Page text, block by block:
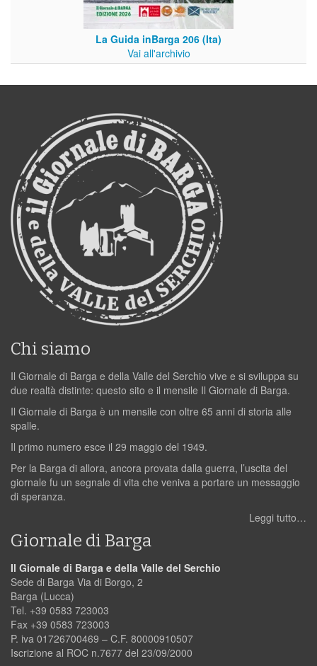
La Guida inBarga 206 (Ita)
Vai all'archivio
Chi siamo
Il Giornale di Barga e della Valle del Serchio vive e si sviluppa su
due realtà distinte: questo sito e il mensile Il Giornale di Barga.
Il Giornale di Barga è un mensile con oltre 65 anni di storia alle
spalle.
Il primo numero esce il 29 maggio del 1949.
Per la Barga di allora, ancora provata dalla guerra, l’uscita del
giornale fu un segnale di vita che veniva a portare un messaggio
di speranza.
Leggi tutto…
Giornale di Barga
Il Giornale di Barga e della Valle del Serchio
Sede di Barga Via di Borgo, 2
Barga (Lucca)
Tel. +39 0583 723003
Fax +39 0583 723003
P. iva 01726700469 – C.F. 80000910507
Iscrizione al ROC n.7677 del 23/09/2000